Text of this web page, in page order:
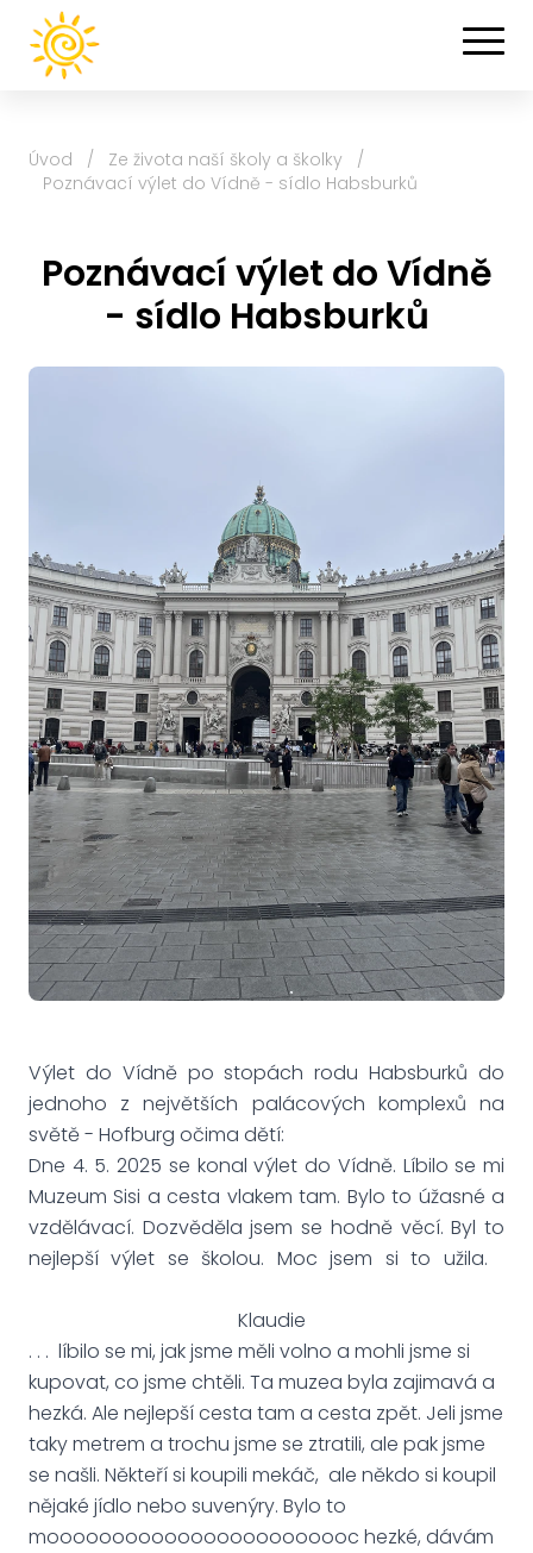
Úvod / Ze života naší školy a školky
/
Poznávací výlet do Vídně - sídlo Habsburků
Poznávací výlet do Vídně
- sídlo Habsburků
Výlet do Vídně po stopách rodu Habsburků do
jednoho z největších palácových komplexů na
světě - Hofburg očima dětí:
Dne 4. 5. 2025 se konal výlet do Vídně. Líbilo se mi
Muzeum Sisi a cesta vlakem tam. Bylo to úžasné a
vzdělávací. Dozvěděla jsem se hodně věcí. Byl to
nejlepší výlet se školou. Moc jsem si to užila.
Klaudie
. . . líbilo se mi, jak jsme měli volno a mohli jsme si
kupovat, co jsme chtěli. Ta muzea byla zajimavá a
hezká. Ale nejlepší cesta tam a cesta zpět. Jeli jsme
taky metrem a trochu jsme se ztratili, ale pak jsme
se našli. Někteří si koupili mekáč, ale někdo si koupil
nějaké jídlo nebo suvenýry. Bylo to
moooooooooooooooooooooooc hezké, dávám